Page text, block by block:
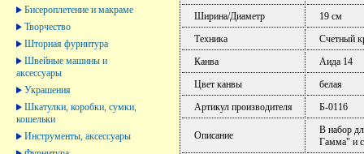
Бисероплетение и макраме
Творчество
Шторная фурнитура
Швейные машины и
аксессуары
Украшения
Шкатулки, коробки, сумки,
кошельки
Инструменты, аксессуары
Ширина/Диаметр
19 см
Техника
Счетный
Канва
Аида 14
Цвет канвы
белая
Артикул производителя
Б-0116
Описание
В набор
Гамма" и